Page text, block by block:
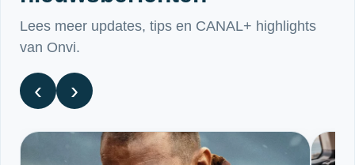
Lees meer updates, tips en CANAL+ highlights
van Onvi.
‹ ›